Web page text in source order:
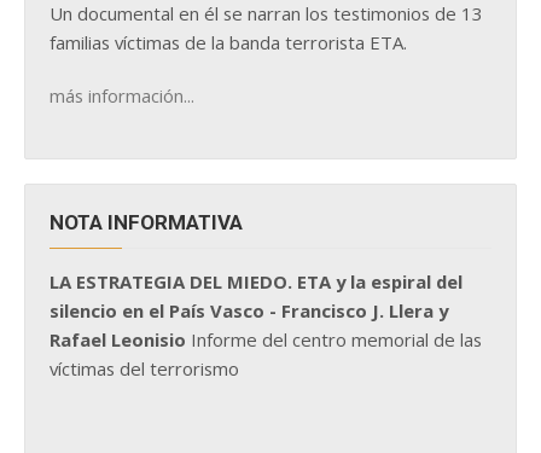
Un documental en él se narran los testimonios de 13
familias víctimas de la banda terrorista ETA.
más información...
NOTA INFORMATIVA
LA ESTRATEGIA DEL MIEDO. ETA y la espiral del
silencio en el País Vasco - Francisco J. Llera y
Rafael Leonisio Informe del centro memorial de las
víctimas del terrorismo